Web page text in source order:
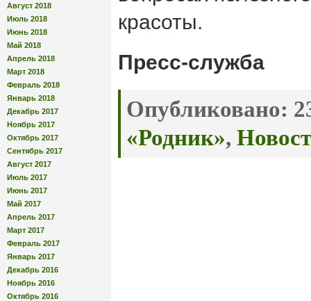
Август 2018
Июль 2018
Июнь 2018
Май 2018
Апрель 2018
Март 2018
Февраль 2018
Январь 2018
Декабрь 2017
Ноябрь 2017
Октябрь 2017
Сентябрь 2017
Август 2017
Июль 2017
Июнь 2017
Май 2017
Апрель 2017
Март 2017
Февраль 2017
Январь 2017
Декабрь 2016
Ноябрь 2016
Октябрь 2016
красоты.
Пресс-служба
Опубликовано:
«Родник»,